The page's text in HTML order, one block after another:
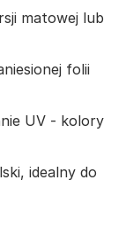
matowej lub
folii
UV - kolory
idealny do